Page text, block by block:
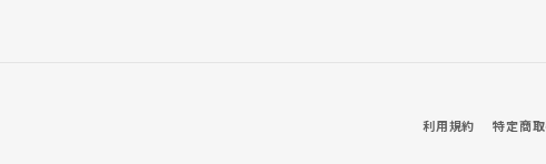
利用規約 特定商